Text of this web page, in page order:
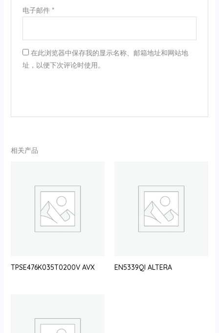
电子邮件 *
在此浏览器中保存我的显示名称、邮箱地址和网站地
址，以便下次评论时使用。
相关产品
TPSE476K035T0200V AVX EN5339QI ALTERA